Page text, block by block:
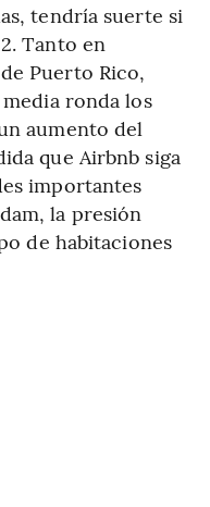
tendría suerte si
Tanto en
Puerto Rico,
ronda los
aumento del
que Airbnb siga
importantes
la presión
de habitaciones